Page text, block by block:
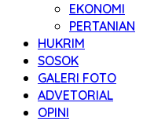
EKONOMI
PERTANIAN
HUKRIM
SOSOK
GALERI FOTO
ADVETORIAL
OPINI